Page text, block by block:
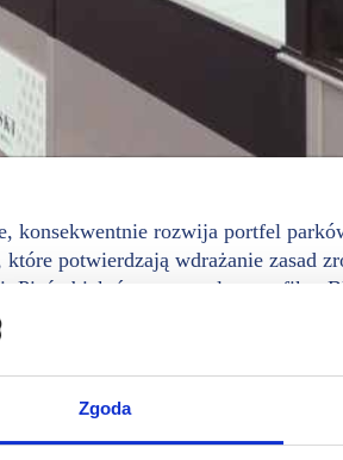
Zgoda
konsekwentnie rozwija portfel
potwierdzają wdrażanie zasad
Pięć obiektów otrzymało certyfikat
oraz Management
New Construction v6.
targów #scf2026spring
, które odbędą się